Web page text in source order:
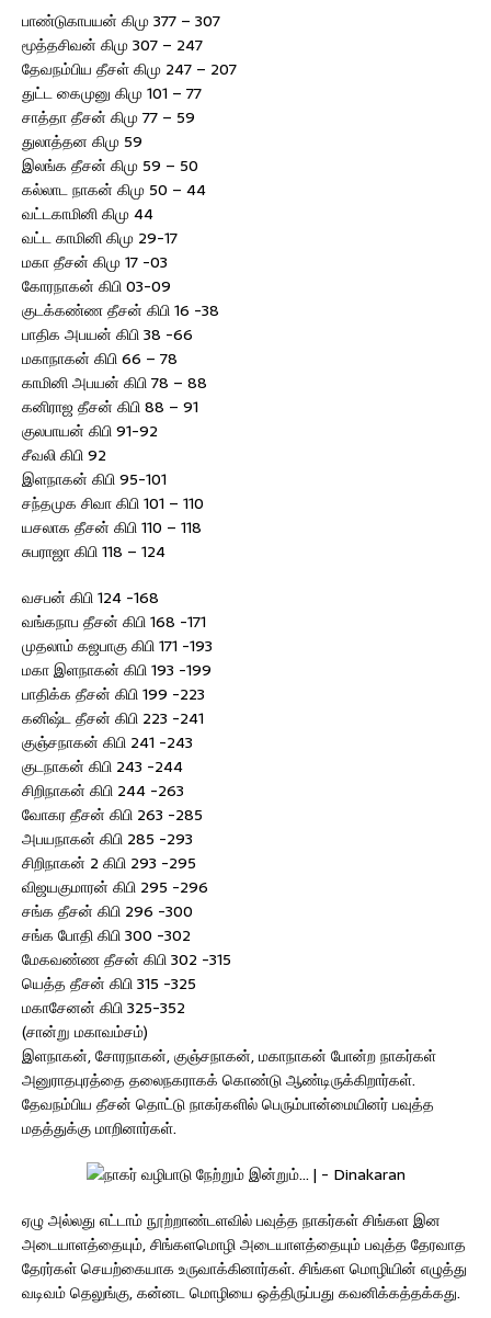
பாண்டுகாபயன் கிமு 377 – 307
மூத்தசிவன் கிமு 307 – 247
தேவநம்பிய தீசள் கிமு 247 – 207
துட்ட கைமுனு கிமு 101 – 77
சாத்தா தீசன் கிமு 77 – 59
துலாத்தன கிமு 59
இலங்க தீசன் கிமு 59 – 50
கல்லாட நாகன் கிமு 50 – 44
வட்டகாமினி கிமு 44
வட்ட காமினி கிமு 29-17
மகா தீசன் கிமு 17 -03
கோரநாகன் கிபி 03-09
குடக்கண்ண தீசன் கிபி 16 -38
பாதிக அபயன் கிபி 38 -66
மகாநாகன் கிபி 66 – 78
காமினி அபயன் கிபி 78 – 88
கனிராஜ தீசன் கிபி 88 – 91
குலபாயன் கிபி 91-92
சீவலி கிபி 92
இளநாகன் கிபி 95-101
சந்தமுக சிவா கிபி 101 – 110
யசலாக தீசன் கிபி 110 – 118
சுபராஜா கிபி 118 – 124
வசபன் கிபி 124 -168
வங்கநாப தீசன் கிபி 168 -171
முதலாம் கஜபாகு கிபி 171 -193
மகா இளநாகன் கிபி 193 -199
பாதிக்க தீசன் கிபி 199 -223
கனிஷ்ட தீசன் கிபி 223 -241
குஞ்சநாகன் கிபி 241 -243
குடநாகன் கிபி 243 -244
சிறிநாகன் கிபி 244 -263
வோகர தீசன் கிபி 263 -285
அபயநாகன் கிபி 285 -293
சிறிநாகன் 2 கிபி 293 -295
விஜயகுமாரன் கிபி 295 -296
சங்க தீசன் கிபி 296 -300
சங்க போதி கிபி 300 -302
மேகவண்ண தீசன் கிபி 302 -315
யெத்த தீசன் கிபி 315 -325
மகாசேனன் கிபி 325-352
(சான்று மகாவம்சம்)
இளநாகன், சோரநாகன், குஞ்சநாகன், மகாநாகன் போன்ற நாகர்கள்
அனுராதபுரத்தை தலைநகராகக் கொண்டு ஆண்டிருக்கிறார்கள்.
தேவநம்பிய தீசன் தொட்டு நாகர்களில் பெரும்பான்மையினர் பவுத்த
மதத்துக்கு மாறினார்கள்.
ஏழு அல்லது எட்டாம் நூற்றாண்டளவில் பவுத்த நாகர்கள் சிங்கள இன
அடையாளத்தையும், சிங்களமொழி அடையாளத்தையும் பவுத்த தேரவாத
தேரர்கள் செயற்கையாக உருவாக்கினார்கள். சிங்கள மொழியின் எழுத்து
வடிவம் தெலுங்கு, கன்னட மொழியை ஒத்திருப்பது கவனிக்கத்தக்கது.